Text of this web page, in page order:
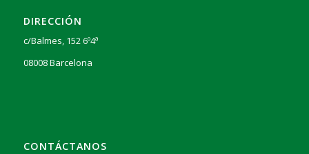
DIRECCIÓN
c/Balmes, 152 6º4ª
08008 Barcelona
CONTÁCTANOS